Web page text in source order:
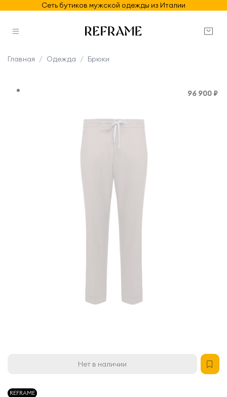
Сеть бутиков мужской одежды из Италии
Главная Одежда Брюки
REFRAME
96 900 ₽
Нет в наличии